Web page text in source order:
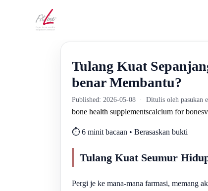
Tulang Kuat
benar Membantu?
Published: 2026-05-08 · Ditulis oleh pasukan
bone health supplementscalcium for bones
⏱️ 6 minit bacaan • Berasaskan bukti
Tulang Kuat Seumur
Pergi je ke mana-mana farmasi, memang